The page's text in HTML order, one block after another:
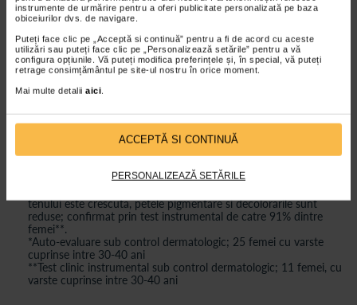
instrumente de urmărire pentru a oferi publicitate personalizată pe baza
obiceiurilor dvs. de navigare.
Puteți face clic pe „Acceptă si continuă” pentru a fi de acord cu aceste
utilizări sau puteți face clic pe „Personalizează setările” pentru a vă
configura opțiunile. Vă puteți modifica preferințele și, în special, vă puteți
retrage consimțământul pe site-ul nostru în orice moment.
Mai multe detalii aici
ACCEPTĂ SI CONTINUĂ
PERSONALIZEAZĂ SETĂRILE
90% Ingrediente de Origine Naturala;
Vegan Friendly;
Extracte de Portocala & Lime 100% naturale;
TUV Hellas;
Ambalaje din materiale 100% reciclabile;
Recipient din sticla 30% reciclata;
Certificat FSC, Carton din surse sustenabile;
Rezultatele sunt spectaculoase: Liniile fine si aparitia ridurilor
tenului este crescuta, petele pigmentare si decolorarile sunt
reduse; confirmat prin test instrumental de catre 91% dintre
femei**.
*Auto-evaluare sub control dermatologic; 25 femei cu varste
cuprinse intre 30-40 ani
**Test clinic instrumental sub control dermatologic; 11 femei, cu
varste cuprinse intre 30-40 ani